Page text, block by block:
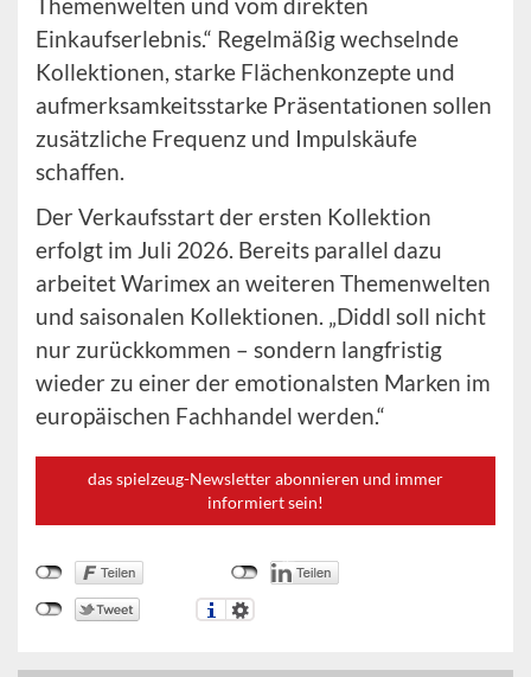
Einkaufserlebnis.“ Regelmäßig wechselnde
Kollektionen, starke Flächenkonzepte und
aufmerksamkeitsstarke Präsentationen sollen
zusätzliche Frequenz und Impulskäufe
schaffen.
Der Verkaufsstart der ersten Kollektion
erfolgt im Juli 2026. Bereits parallel dazu
arbeitet Warimex an weiteren Themenwelten
und saisonalen Kollektionen. „Diddl soll nicht
nur zurückkommen – sondern langfristig
wieder zu einer der emotionalsten Marken im
europäischen Fachhandel werden.“
das spielzeug-Newsletter abonnieren und immer
informiert sein!